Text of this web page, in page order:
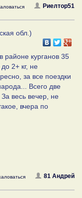
Риелтор51
обл.)
районе курганов 35
2+ кг, не
за все поездки
Всего две
весь вечер, не
вчера по
81 Андрей